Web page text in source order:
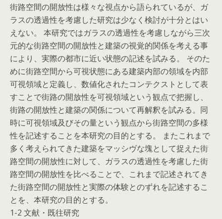
街路空間の開放性は様々な視点から語られているが、ガ
ラスの透過性を考慮した研究は少なく検討が十分とはい
えない。 本研究ではガラスの透過性を考慮しながら三次
元的な街路空間の開放性と建築の視覚的関係を考える事
により、実際の都市に近い状態の記述を試みる。 そのた
めに街路空間から可視状態にある建築内部の領域を内部
可視領域と定義し、数値化されたコンテクストとして表
すことで街路の開放性を可視領域という観点で把握し、
街路の開放性と建築の関係について再解釈を試みる。同
時に可視領域及びその量という観点から街路空間の多様
性を記述することを本研究の目的とする。 またこれまで
多く考えられてきた建築をマッシヴな塊として捉えた街
路空間の開放性に対して、ガラスの透過性を考慮した街
路空間の開放性を比べることで、これまで記述されてき
た街路空間の開放性と実際の体験とのずれを記述するこ
とを、本研究の目的とする。
1-2 文献・既往研究